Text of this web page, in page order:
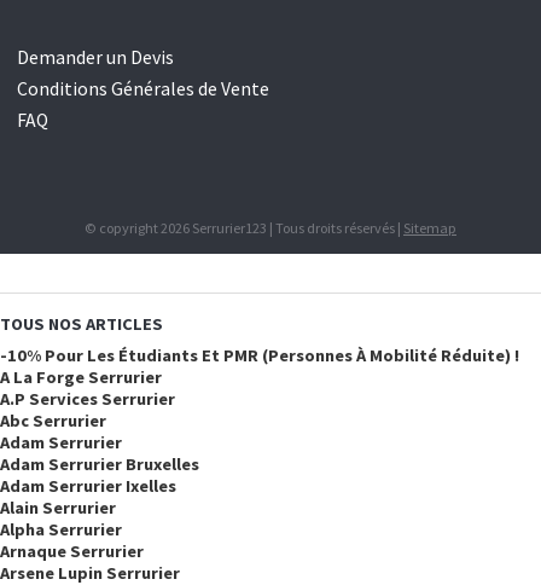
Demander un Devis
Conditions Générales de Vente
FAQ
© copyright 2026 Serrurier123 | Tous droits réservés | Sitemap
TOUS NOS ARTICLES
-10% Pour Les Étudiants Et PMR (personnes À Mobilité Réduite) !
A La Forge Serrurier
A.p Services Serrurier
Abc Serrurier
Adam Serrurier
Adam Serrurier Bruxelles
Adam Serrurier Ixelles
Alain Serrurier
Alpha Serrurier
Arnaque Serrurier
Arsene Lupin Serrurier